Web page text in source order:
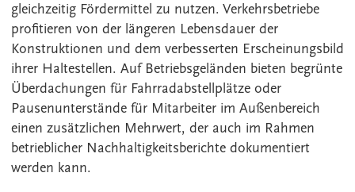
gleichzeitig Fördermittel zu nutzen. Verkehrsbetriebe
profitieren von der längeren Lebensdauer der
Konstruktionen und dem verbesserten Erscheinungsbild
ihrer Haltestellen. Auf Betriebsgeländen bieten begrünte
Überdachungen für Fahrradabstellplätze oder
Pausenunterstände für Mitarbeiter im Außenbereich
einen zusätzlichen Mehrwert, der auch im Rahmen
betrieblicher Nachhaltigkeitsberichte dokumentiert
werden kann.